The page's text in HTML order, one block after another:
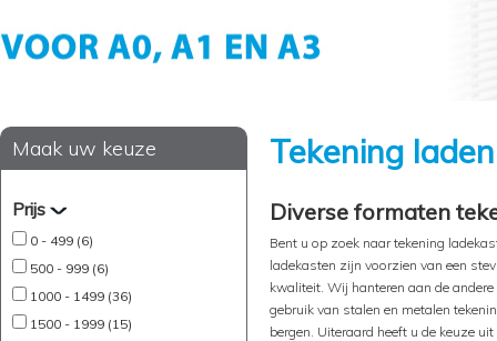
Maak uw keuze
Prijs
0 - 499 (6)
500 - 999 (6)
1000 - 1499 (36)
1500 - 1999 (15)
Tekening
Diverse formaten
Bent u op zoek naar tekening
ladekasten zijn voorzien van een
kwaliteit. Wij hanteren aan de
gebruik van stalen en metalen
bergen. Uiteraard heeft u de keuze